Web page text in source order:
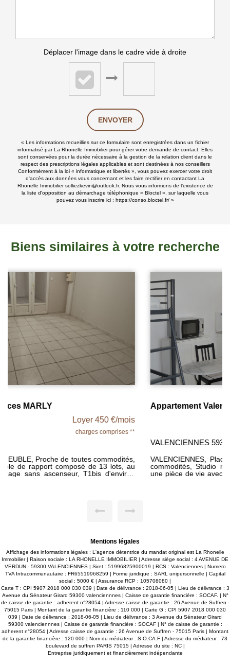
Déplacer l'image dans le cadre vide à droite
ENVOYER
« Les informations recueillies sur ce formulaire sont enregistrées dans un fichier
informatisé par La Rhonelle Immobilier pour gérer votre demande de contact. Elles
sont conservées pour la durée nécessaire à la gestion de la relation client dans le
respect des prescriptions légales applicables et sont destinées à nos conseillers
Conformément à la loi « informatique et libertés », vous pouvez exercer votre droit
d'accès aux données vous concernant et les faire rectifier en contactant La
Rhonelle Immobilier solliezkevin@outlook.fr. Nous vous informons de l’existence de
la liste d'opposition au démarchage téléphonique « Bloctel », sur laquelle vous
pouvez vous inscrire ici : https://conso.bloctel.fr/»
Biens similaires à votre recherche
Appartement Valenciennes 1 pièce(s) 21.23 m2
VALENCIENNES, Placé proche du centre-ville et toutes les
commodités, Studio meublé de 21,23 m² habitable offrant
une pièce de vie avec coin kitchenette, un coin douche avec
231€ - DPE : E Disponible de suite.
Mentions légales
Affichage des informations légales : L'agence détentrice du mandat original est La Rhonelle
Immobilier | Raison sociale : LA RHONELLE IMMOBILIER | Adresse siège social : 4 AVENUE DE
VERDUN - 59300 VALENCIENNES | Siret : 51996825900019 | RCS : Valenciennes | Numero
TVA Intracommunautaire : FR65519968259 | Forme juridique : SARL unipersonnelle | Capital
social : 5000 € | Assurance RCP : 105708080 |
Carte T : CPI 5907 2018 000 030 039 | Date de délivrance : 2018-06-05 | Lieu de délivrance : 3
Avenue du Sénateur Girard 59300 valenciennnes | Caisse de garantie financière : SOCAF. | N°
de caisse de garantie : adherent n°28054 | Adresse caisse de garantie : 26 Avenue de Suffren -
75015 Paris | Montant de la garantie financière : 110 000 | Carte G : CPI 5907 2018 000 030
039 | Date de délivrance : 2018-06-05 | Lieu de délivrance : 3 Avenue du Sénateur Girard
59300 valenciennnes | Caisse de garantie financière : SOCAF | N° de caisse de garantie :
adherent n°28054 | Adresse caisse de garantie : 26 Avenue de Suffren - 75015 Paris | Montant
de la garantie financière : 120 000 | Nom du médiateur : S.O.CA.F | Adresse du médiateur : 73
boulevard de suffren PARIS 75015 | Adresse du site : NC |
Entreprise juridiquement et financièrement indépendante